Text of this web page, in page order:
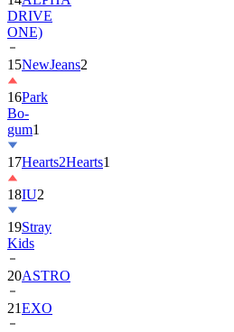
DRIVE
ONE)
15NewJeans2
16Park
Bo-
gum1
17Hearts2Hearts1
18IU2
19Stray
Kids
20ASTRO
21EXO